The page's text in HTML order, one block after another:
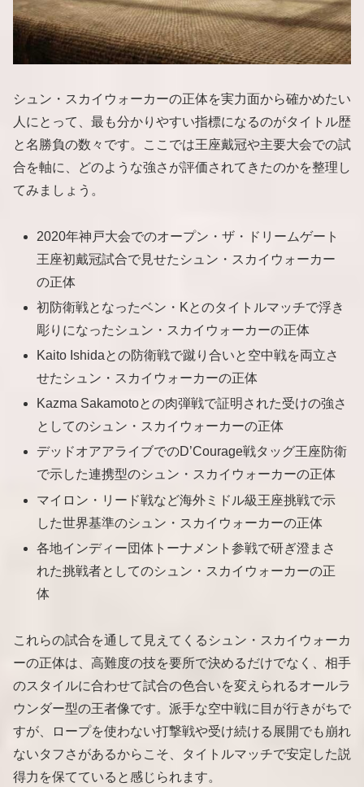
シュン・スカイウォーカーの正体を実力面から確かめたい
人にとって、最も分かりやすい指標になるのがタイトル歴
と名勝負の数々です。ここでは王座戴冠や主要大会での試
合を軸に、どのような強さが評価されてきたのかを整理し
てみましょう。
2020年神戸大会でのオープン・ザ・ドリームゲート
王座初戴冠試合で見せたシュン・スカイウォーカー
の正体
初防衛戦となったベン・Kとのタイトルマッチで浮き
彫りになったシュン・スカイウォーカーの正体
Kaito Ishidaとの防衛戦で蹴り合いと空中戦を両立さ
せたシュン・スカイウォーカーの正体
Kazma Sakamotoとの肉弾戦で証明された受けの強さ
としてのシュン・スカイウォーカーの正体
デッドオアアライブでのD’Courage戦タッグ王座防衛
で示した連携型のシュン・スカイウォーカーの正体
マイロン・リード戦など海外ミドル級王座挑戦で示
した世界基準のシュン・スカイウォーカーの正体
各地インディー団体トーナメント参戦で研ぎ澄まさ
れた挑戦者としてのシュン・スカイウォーカーの正
体
これらの試合を通して見えてくるシュン・スカイウォーカ
ーの正体は、高難度の技を要所で決めるだけでなく、相手
のスタイルに合わせて試合の色合いを変えられるオールラ
ウンダー型の王者像です。派手な空中戦に目が行きがちで
すが、ロープを使わない打撃戦や受け続ける展開でも崩れ
ないタフさがあるからこそ、タイトルマッチで安定した説
得力を保てていると感じられます。